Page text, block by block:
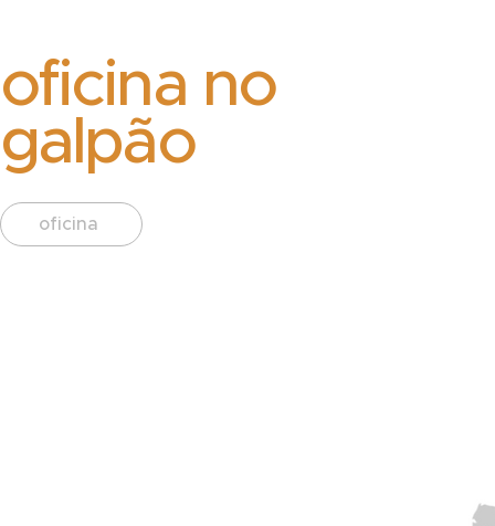
oficina no
galpão
oficina